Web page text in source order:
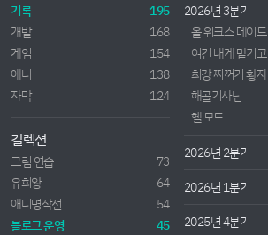
기록
195
개발
168
게임
154
애니
138
자막
124
컬렉션
그림 연습
73
유희왕
64
애니명작선
54
블로그 운영
45
2026년 3분기
올 워크스 메이드
여긴 내게 맡기고
최강 찌꺼기 황자
해골기사님
헬 모드
2026년 2분기
2026년 1분기
2025년 4분기